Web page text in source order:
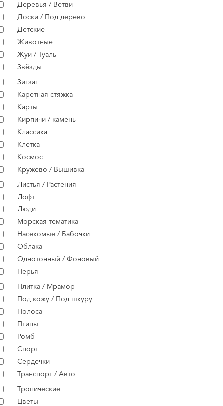
Деревья / Ветви
Доски / Под дерево
Детские
Животные
Жуи / Туаль
Звёзды
Зигзаг
Каретная стяжка
Карты
Кирпичи / камень
Классика
Клетка
Космос
Кружево / Вышивка
Листья / Растения
Лофт
Люди
Морская тематика
Насекомые / Бабочки
Облака
Однотонный / Фоновый
Перья
Плитка / Мрамор
Под кожу / Под шкуру
Полоса
Птицы
Ромб
Спорт
Сердечки
Транспорт / Авто
Тропические
Цветы